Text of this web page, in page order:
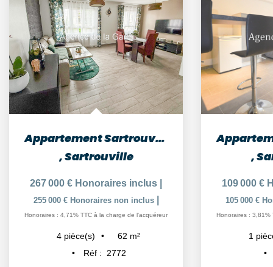
Appartement Sartrouville 4 pièce(s) 61.7 m2
,Sartrouville
267 000 € Honoraires inclus
255 000 € Honoraires non inclus
Honoraires : 4,71% TTC à la charge de l'acquéreur
4 pièce(s) 62 m²
Réf :
2772
,
109 000 €
105 000 €
Honoraires : 3,81%
1